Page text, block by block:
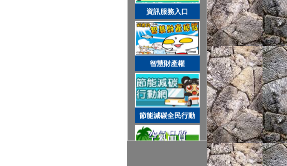
節能減碳全民行動
空氣品質監測站
圓夢助學網
遊戲軟體分級制
資訊服務入口
智慧財產權
節能減碳全民行動